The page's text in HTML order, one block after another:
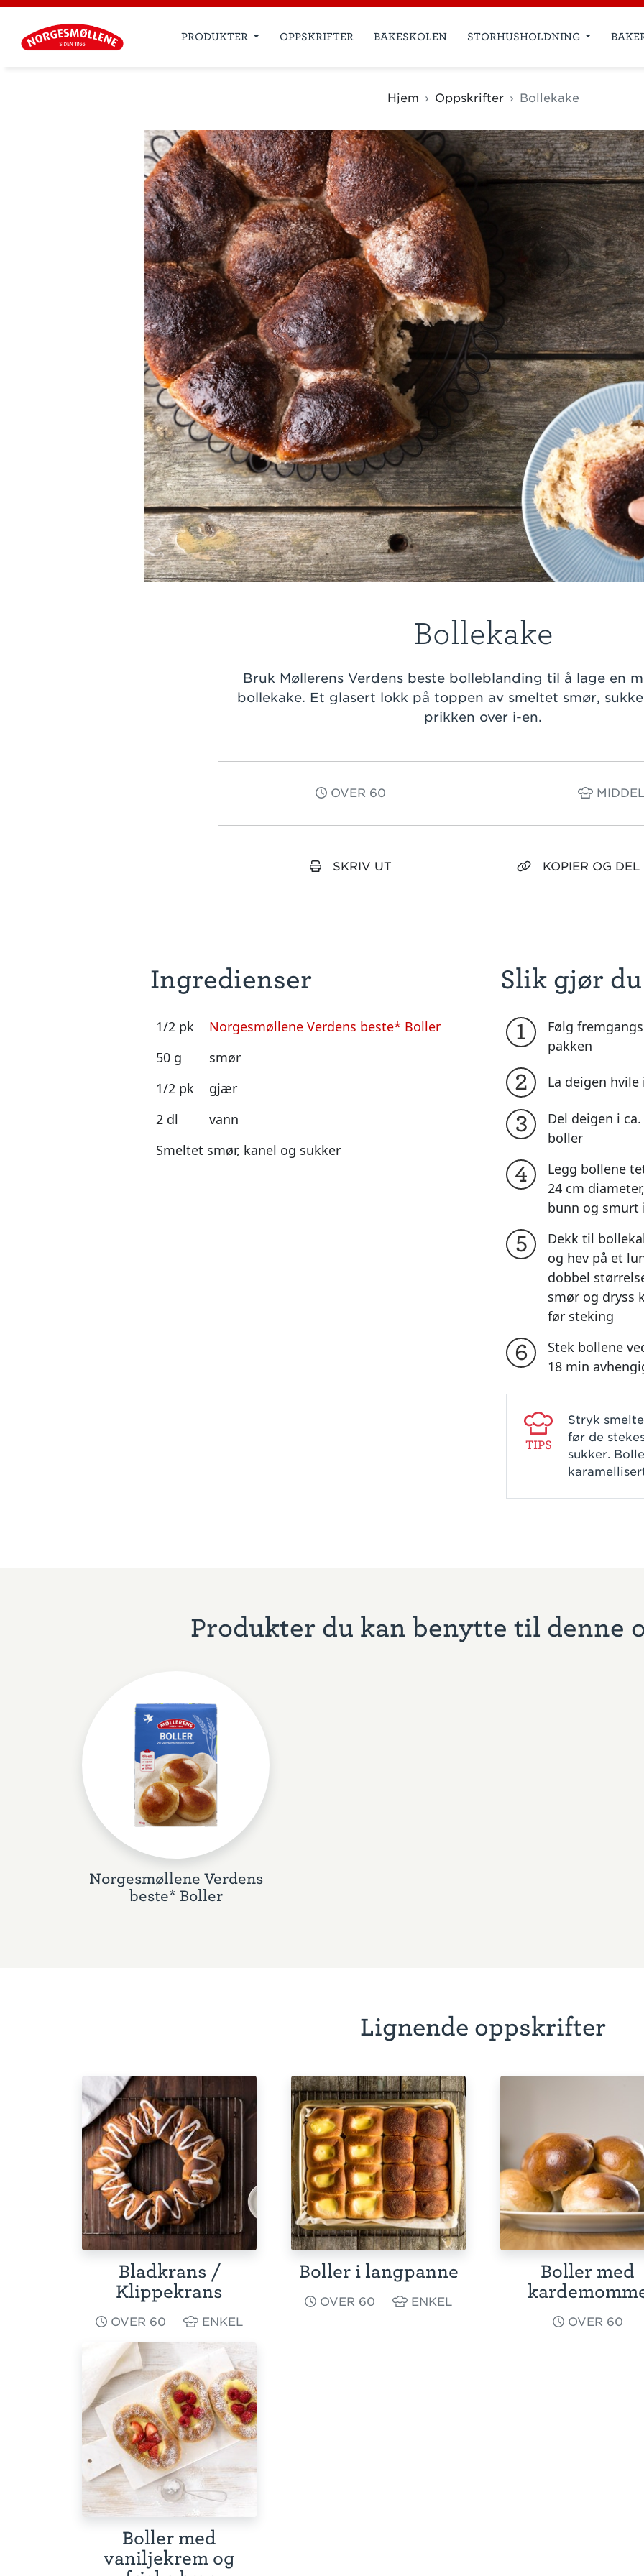
PRODUKTER OPPSKRIFTER BAKESKOLEN STORHUSHOLDNING
Hjem Oppskrifter Bollekake
Bollekake
Bruk Møllerens Verdens beste bolleblanding til å lage en
bollekake. Et glasert lokk på toppen av smeltet smør,
prikken over i-en.
OVER 60
SKRIV UT KOPIER OG DEL
Ingredienser
1/2 pk
Norgesmøllene Verdens beste* Boller
50 g
smør
1/2 pk
gjær
2 dl
vann
Smeltet smør, kanel og sukker
Slik gjør du
1
Følg
pakken
2 La deigen
3
Del deigen i
boller
4
Legg bollene
24 cm
bunn og smurt
5
Dekk til
og hev på et
dobbel
smør og dryss
før steking
6
Stek bollene
18 min
TIPS
Stryk
før de
sukker.
Produkter du kan benytte til denne
Norgesmøllene Verdens
beste* Boller
Lignende oppskrifter
Bladkrans /
Klippekrans
OVER 60 ENKEL
Boller i langpanne
OVER 60 ENKEL
Boller med
OVER 60
Boller med
vaniljekrem og